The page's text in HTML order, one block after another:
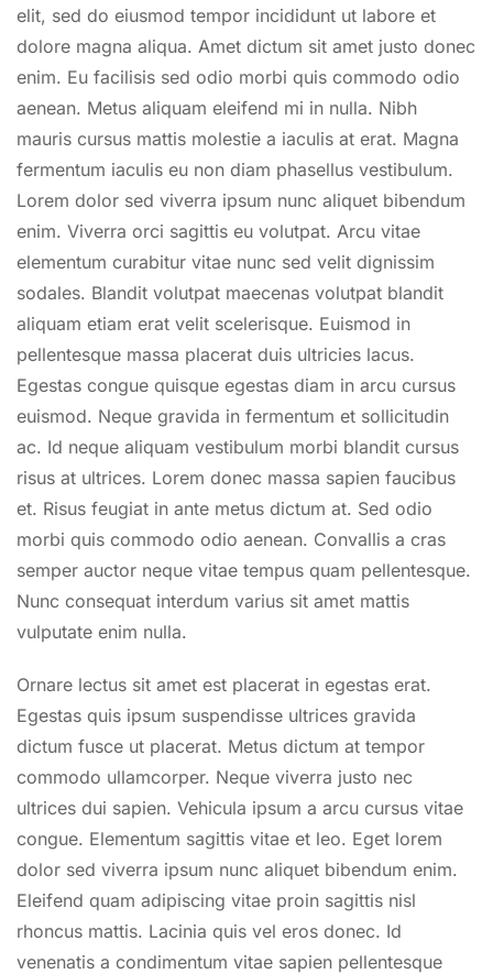
elit, sed do eiusmod tempor incididunt ut labore et
dolore magna aliqua. Amet dictum sit amet justo donec
enim. Eu facilisis sed odio morbi quis commodo odio
aenean. Metus aliquam eleifend mi in nulla. Nibh
mauris cursus mattis molestie a iaculis at erat. Magna
fermentum iaculis eu non diam phasellus vestibulum.
Lorem dolor sed viverra ipsum nunc aliquet bibendum
enim. Viverra orci sagittis eu volutpat. Arcu vitae
elementum curabitur vitae nunc sed velit dignissim
sodales. Blandit volutpat maecenas volutpat blandit
aliquam etiam erat velit scelerisque. Euismod in
pellentesque massa placerat duis ultricies lacus.
Egestas congue quisque egestas diam in arcu cursus
euismod. Neque gravida in fermentum et sollicitudin
ac. Id neque aliquam vestibulum morbi blandit cursus
risus at ultrices. Lorem donec massa sapien faucibus
et. Risus feugiat in ante metus dictum at. Sed odio
morbi quis commodo odio aenean. Convallis a cras
semper auctor neque vitae tempus quam pellentesque.
Nunc consequat interdum varius sit amet mattis
vulputate enim nulla.
Ornare lectus sit amet est placerat in egestas erat.
Egestas quis ipsum suspendisse ultrices gravida
dictum fusce ut placerat. Metus dictum at tempor
commodo ullamcorper. Neque viverra justo nec
ultrices dui sapien. Vehicula ipsum a arcu cursus vitae
congue. Elementum sagittis vitae et leo. Eget lorem
dolor sed viverra ipsum nunc aliquet bibendum enim.
Eleifend quam adipiscing vitae proin sagittis nisl
rhoncus mattis. Lacinia quis vel eros donec. Id
venenatis a condimentum vitae sapien pellentesque